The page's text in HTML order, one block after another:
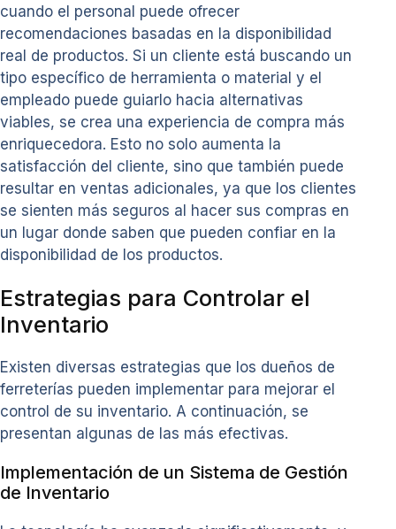
cuando el personal puede ofrecer
recomendaciones basadas en la disponibilidad
real de productos. Si un cliente está buscando un
tipo específico de herramienta o material y el
empleado puede guiarlo hacia alternativas
viables, se crea una experiencia de compra más
enriquecedora. Esto no solo aumenta la
satisfacción del cliente, sino que también puede
resultar en ventas adicionales, ya que los clientes
se sienten más seguros al hacer sus compras en
un lugar donde saben que pueden confiar en la
disponibilidad de los productos.
Estrategias para Controlar el
Inventario
Existen diversas estrategias que los dueños de
ferreterías pueden implementar para mejorar el
control de su inventario. A continuación, se
presentan algunas de las más efectivas.
Implementación de un Sistema de Gestión
de Inventario